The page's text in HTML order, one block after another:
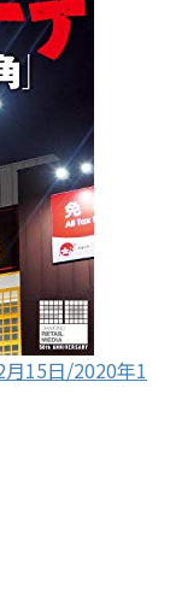
15日/2020年1